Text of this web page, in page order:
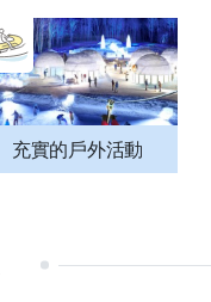
充實的戶外活動